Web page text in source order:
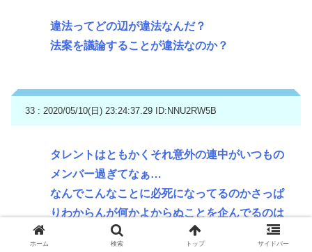
違法ってどの辺が違法なんだ？
法案を議論することが違法なのか？
33 : 2020/05/10(日) 23:24:37.29 ID:NNU2RW5B
タレントはともかくそれ意外の連中がいつもの
メンバー過ぎてなぁ…
なんでこんなことに必死になってるのかさっぱ
りわからんが何かよからぬことを企んでるのは
ホーム 検索 トップ サイドバー